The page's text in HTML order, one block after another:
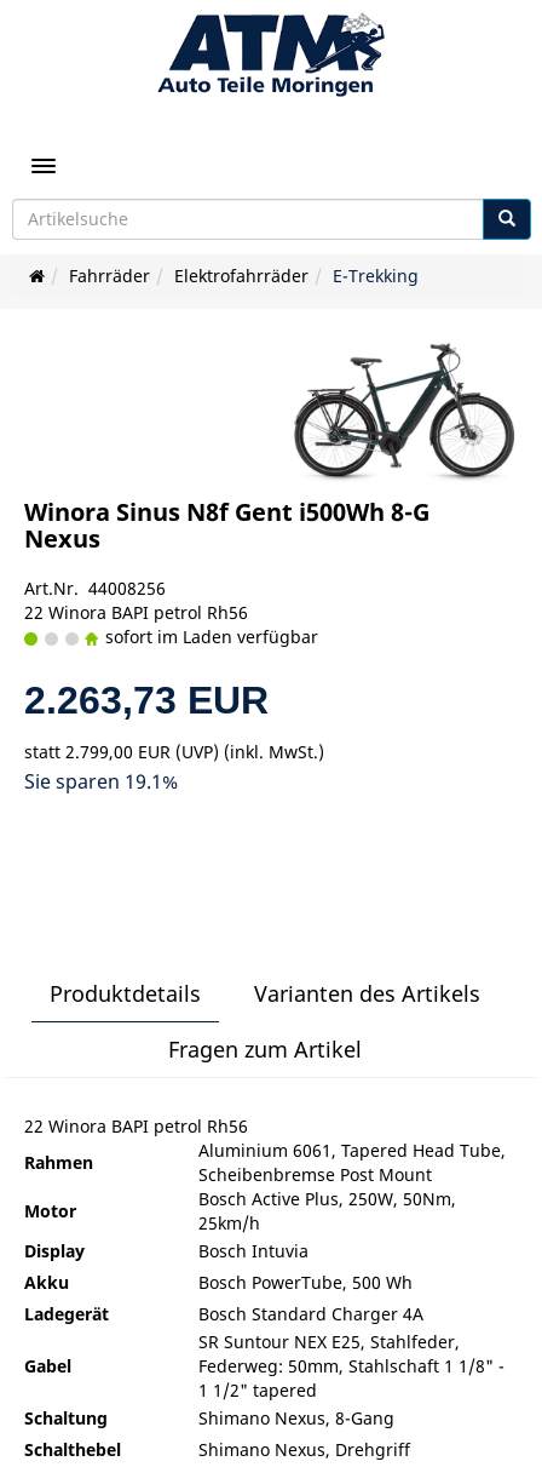
Toggle navigation
Fahrräder Elektrofahrräder E-Trekking
Winora Sinus N8f Gent i500Wh 8-G
Nexus
Art.Nr. 44008256
22 Winora BAPI petrol Rh56
sofort im Laden verfügbar
2.263,73 EUR
statt 2.799,00 EUR (UVP) (inkl. MwSt.)
Sie sparen 19.1%
Produktdetails
Varianten des Artikels
Fragen zum Artikel
22 Winora BAPI petrol Rh56
Rahmen
Aluminium 6061, Tapered Head Tube,
Scheibenbremse Post Mount
Motor
Bosch Active Plus, 250W, 50Nm,
25km/h
Display
Bosch Intuvia
Akku
Bosch PowerTube, 500 Wh
Ladegerät
Bosch Standard Charger 4A
Gabel
SR Suntour NEX E25, Stahlfeder,
Federweg: 50mm, Stahlschaft 1 1/8" -
1 1/2" tapered
Schaltung
Shimano Nexus, 8-Gang
Schalthebel
Shimano Nexus, Drehgriff